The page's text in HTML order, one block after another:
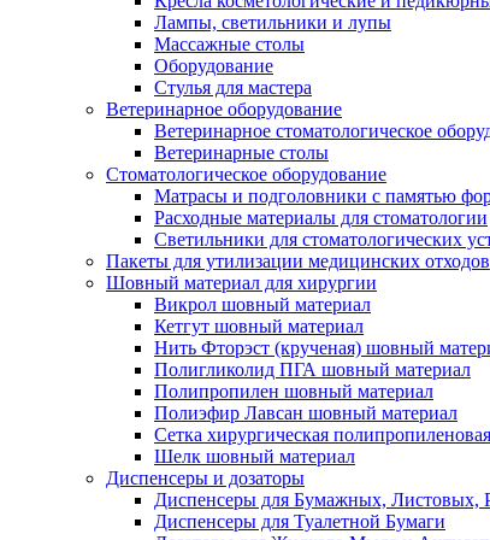
Лампы, светильники и лупы
Массажные столы
Оборудование
Стулья для мастера
Ветеринарное оборудование
Ветеринарное стоматологическое
Ветеринарные столы
Стоматологическое оборудование
Матрасы и подголовники с памятью
Расходные материалы для стоматологии
Светильники для стоматологических
Пакеты для утилизации медицинских отходов
Шовный материал для хирургии
Викрол шовный материал
Кетгут шовный материал
Нить Фторэст (крученая) шовный
Полигликолид ПГА шовный материал
Полипропилен шовный материал
Полиэфир Лавсан шовный материал
Сетка хирургическая полипропиленовая
Шелк шовный материал
Диспенсеры и дозаторы
Диспенсеры для Бумажных, Листовых,
Диспенсеры для Туалетной Бумаги